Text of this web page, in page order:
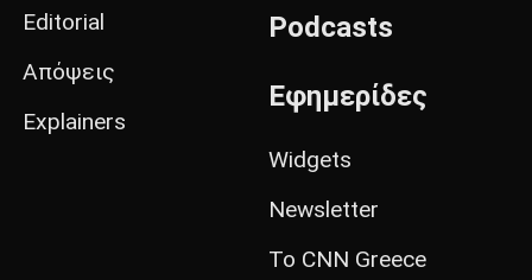
Editorial
Απόψεις
Explainers
Podcasts
Εφημερίδες
Widgets
Newsletter
Το CNN Greece